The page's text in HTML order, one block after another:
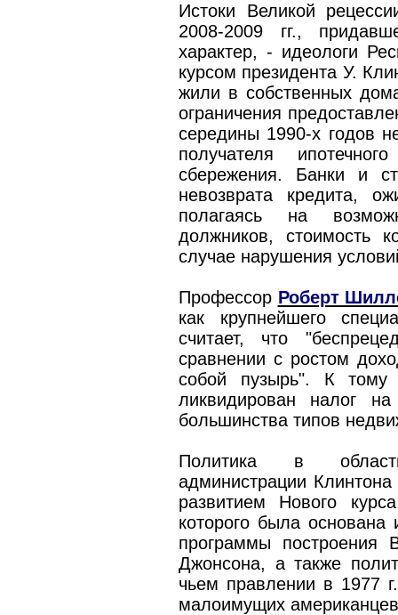
Истоки Великой
2008-2009 гг.,
характер, - идеологи
курсом президента У.
жили в собственных
ограничения
середины 1990-х годов
получателя
сбережения. Банки и
невозврата кредита,
полагаясь на
должников, стоимость
случае нарушения
Профессор Роберт
как крупнейшего
считает, что
сравнении с ростом
собой пузырь". К
ликвидирован налог
большинства типов
Политика в
администрации
развитием Нового
которого была основана
программы построения
Джонсона, а также
чьем правлении в 1977
малоимущих